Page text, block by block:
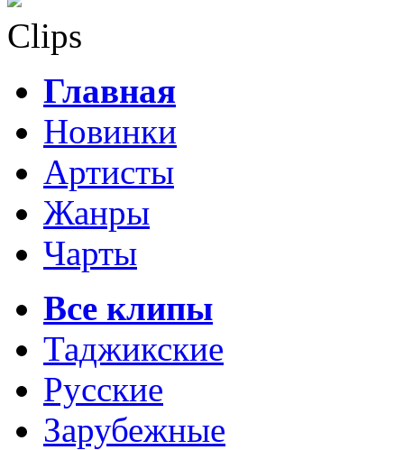
Clips
Главная
Новинки
Артисты
Жанры
Чарты
Все клипы
Таджикские
Русские
Зарубежные